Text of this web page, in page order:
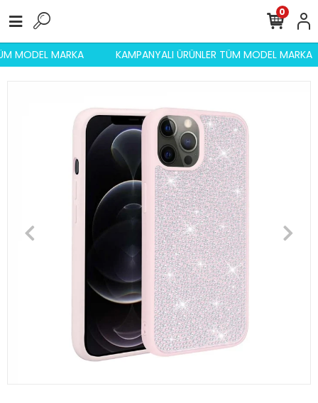
MODEL MARKA KAMPANYALI ÜRÜNLER TÜM MODEL MARKA
0